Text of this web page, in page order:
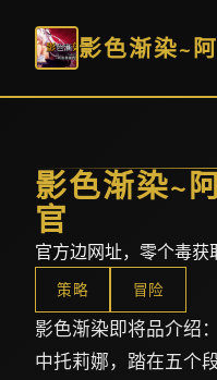
影色渐染~
影色渐染~
官
官方边网址，零个毒
策略 冒险
影色渐染即将品介绍
中托莉娜，踏在五个